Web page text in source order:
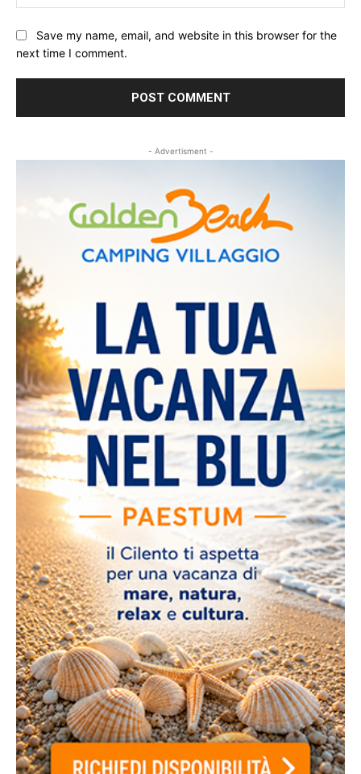
Save my name, email, and website in this browser for the
next time I comment.
- Advertisment -